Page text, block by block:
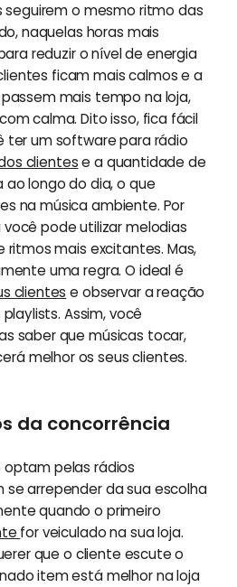
seguirem o mesmo ritmo das
naquelas horas mais
reduzir o nível de energia
ficam mais calmos e a
mais tempo na loja,
calma. Dito isso, fica fácil
ter um software para rádio
clientese a quantidade de
ao longo do dia, o que
na música ambiente. Por
pode utilizar melodias
ritmos mais excitantes. Mas,
uma regra. O ideal é
clientes e observar a reação
Assim, você
saber que músicas tocar,
melhor os seus clientes.
da concorrência
pelas rádios
se arrepender da sua escolha
quando o primeiro
for veiculado na sua loja.
que o cliente escute o
item está melhor na loja